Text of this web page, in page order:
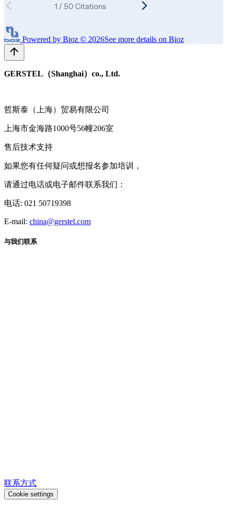
Powered by Bioz © 2026See more details on Bioz
GERSTEL（Shanghai）co., Ltd.
哲斯泰（上海）贸易有限公司
上海市金海路1000号56幢206室
售后技术支持
如果您有任何疑问或想报名参加培训，
请通过电话或电子邮件联系我们：
电话: 021 50719398
E-mail: china@gerstel.com
与我们联系
联系方式
Cookie settings